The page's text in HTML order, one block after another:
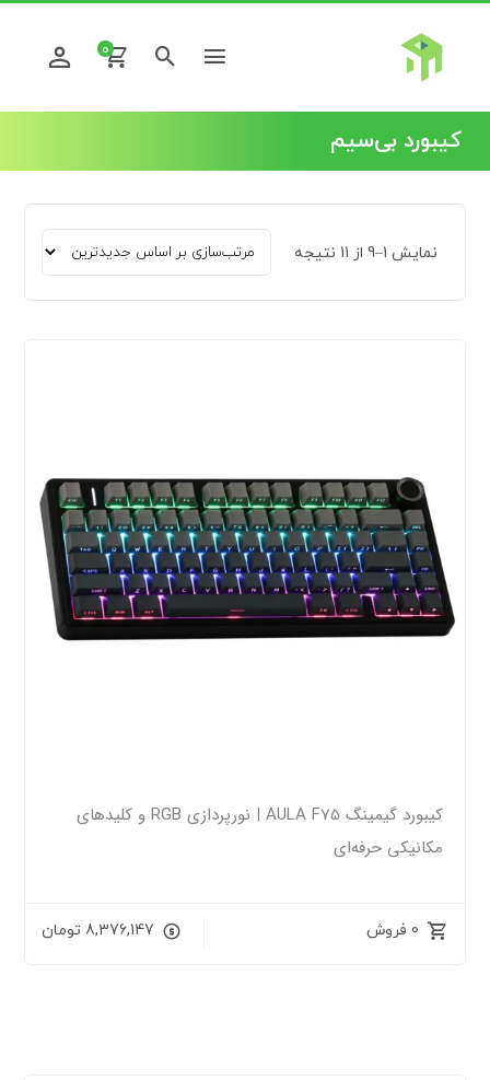
0
کیبورد بی‌سیم
نمایش 1–9 از 11 نتیجه
کیبورد گیمینگ AULA F75 | نورپردازی RGB و کلیدهای
مکانیکی حرفه‌ای
0 فروش 8,376,147 تومان